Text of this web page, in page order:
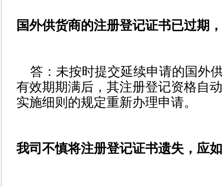
国外供货商的注册登记证书已过期
答：未按时提交延续申请的国外
有效期期满后，其注册登记资格自
实施细则的规定重新办理申请。
我司不慎将注册登记证书遗失，应